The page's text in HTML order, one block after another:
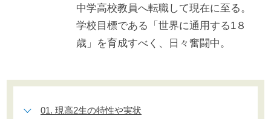
中学高校教員へ転職して現在に至る。
学校目標である「世界に通用する1８
歳」を育成すべく、日々奮闘中。
01. 現高2生の特性や実状